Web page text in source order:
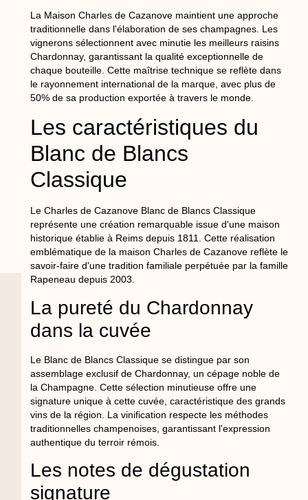
La Maison Charles de Cazanove maintient une approche
traditionnelle dans l'élaboration de ses champagnes. Les
vignerons sélectionnent avec minutie les meilleurs raisins
Chardonnay, garantissant la qualité exceptionnelle de
chaque bouteille. Cette maîtrise technique se reflète dans
le rayonnement international de la marque, avec plus de
50% de sa production exportée à travers le monde.
Les caractéristiques du
Blanc de Blancs
Classique
Le Charles de Cazanove Blanc de Blancs Classique
représente une création remarquable issue d'une maison
historique établie à Reims depuis 1811. Cette réalisation
emblématique de la maison Charles de Cazanove reflète le
savoir-faire d'une tradition familiale perpétuée par la famille
Rapeneau depuis 2003.
La pureté du Chardonnay
dans la cuvée
Le Blanc de Blancs Classique se distingue par son
assemblage exclusif de Chardonnay, un cépage noble de
la Champagne. Cette sélection minutieuse offre une
signature unique à cette cuvée, caractéristique des grands
vins de la région. La vinification respecte les méthodes
traditionnelles champenoises, garantissant l'expression
authentique du terroir rémois.
Les notes de dégustation
signature